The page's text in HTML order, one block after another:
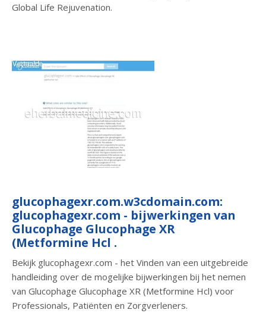
Global Life Rejuvenation.
glucophagexr.com.w3cdomain.com:
glucophagexr.com - bijwerkingen van
Glucophage Glucophage XR
(Metformine Hcl .
Bekijk glucophagexr.com - het Vinden van een uitgebreide
handleiding over de mogelijke bijwerkingen bij het nemen
van Glucophage Glucophage XR (Metformine Hcl) voor
Professionals, Patiënten en Zorgverleners.